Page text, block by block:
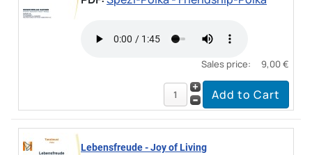
Sales price: 9,00 €
Lebensfreude - Joy of Living